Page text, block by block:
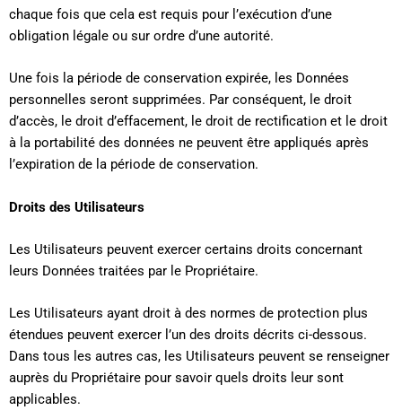
chaque fois que cela est requis pour l’exécution d’une
obligation légale ou sur ordre d’une autorité.
Une fois la période de conservation expirée, les Données
personnelles seront supprimées. Par conséquent, le droit
d’accès, le droit d’effacement, le droit de rectification et le droit
à la portabilité des données ne peuvent être appliqués après
l’expiration de la période de conservation.
Droits des Utilisateurs
Les Utilisateurs peuvent exercer certains droits concernant
leurs Données traitées par le Propriétaire.
Les Utilisateurs ayant droit à des normes de protection plus
étendues peuvent exercer l’un des droits décrits ci-dessous.
Dans tous les autres cas, les Utilisateurs peuvent se renseigner
auprès du Propriétaire pour savoir quels droits leur sont
applicables.